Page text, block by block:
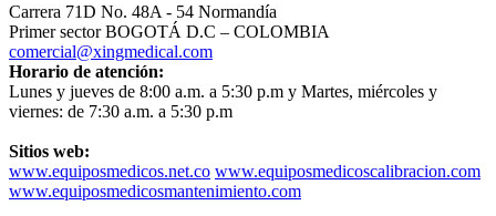
Carrera 71D No. 48A - 54 Normandía
Primer sector BOGOTÁ D.C – COLOMBIA
comercial@xingmedical.com
Horario de atención:
Lunes y jueves de 8:00 a.m. a 5:30 p.m y Martes, miércoles y
viernes: de 7:30 a.m. a 5:30 p.m
Sitios web:
www.equiposmedicos.net.co www.equiposmedicoscalibracion.com
www.equiposmedicosmantenimiento.com